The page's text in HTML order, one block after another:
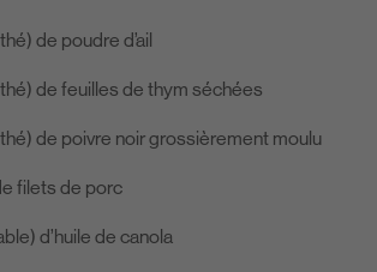
de poudre d’ail
thé) de feuilles de thym séchées
thé) de poivre noir grossièrement moulu
filets de porc
d’huile de canola